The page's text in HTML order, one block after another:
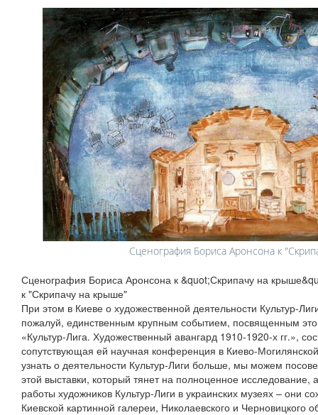
Сценография Бориса Аронсона к
Сценография Бориса Аронсона к &quot;Скрипачу на
к "Скрипачу на крыше"
При этом в Киеве о художественной деятельности Культур-
пожалуй, единственным крупным событием, посвященным
«Культур-Лига. Художественный авангард 1910-1920-х гг.»,
сопутствующая ей научная конференция в Киево-
узнать о деятельности Культур-Лиги больше, мы можем
этой выставки, который тянет на полноценное исследование,
работы художников Культур-Лиги в украинских музеях – они
Киевской картинной галереи, Николаевского и Черновицкого